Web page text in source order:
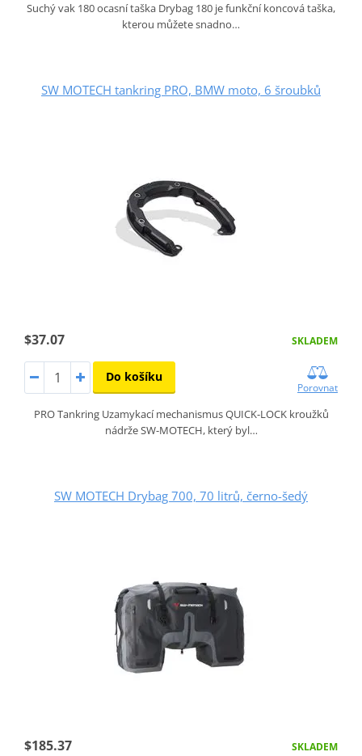
Suchý vak 180 ocasní taška Drybag 180 je funkční koncová taška,
kterou můžete snadno…
SW MOTECH tankring PRO, BMW moto, 6 šroubků
$37.07 SKLADEM
Do košíku
Porovnat
PRO Tankring Uzamykací mechanismus QUICK-LOCK kroužků
nádrže SW-MOTECH, který byl…
SW MOTECH Drybag 700, 70 litrů, černo-šedý
$185.37 SKLADEM